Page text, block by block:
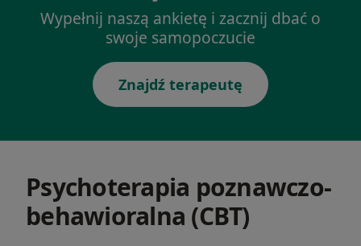
Wypełnij naszą ankietę i zacznij dbać o
swoje samopoczucie
Znajdź terapeutę
Psychoterapia poznawczo-
behawioralna (CBT)